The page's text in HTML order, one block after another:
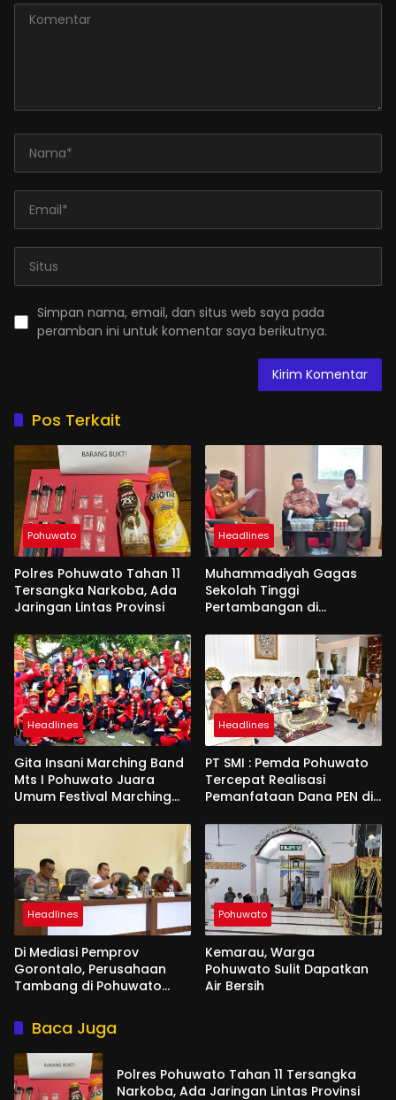
Simpan nama, email, dan situs web saya pada
peramban ini untuk komentar saya berikutnya.
Pos Terkait
Pohuwato
Polres Pohuwato Tahan 11
Tersangka Narkoba, Ada
Jaringan Lintas Provinsi
Headlines
Muhammadiyah Gagas
Sekolah Tinggi
Pertambangan di
Headlines
Gita Insani Marching Band
Mts I Pohuwato Juara
Umum Festival Marching
Headlines
PT SMI : Pemda Pohuwato
Tercepat Realisasi
Pemanfataan Dana PEN di
Headlines
Di Mediasi Pemprov
Gorontalo, Perusahaan
Tambang di Pohuwato
Ribuan Penambang
Pohuwato
Kemarau, Warga
Pohuwato Sulit Dapatkan
Air Bersih
Baca Juga
Polres Pohuwato Tahan 11 Tersangka
Narkoba, Ada Jaringan Lintas Provinsi